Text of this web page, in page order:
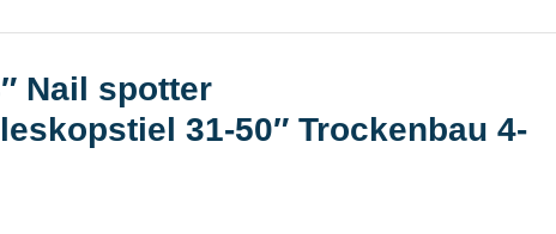
Nail spotter
31-50″ Trockenbau 4-